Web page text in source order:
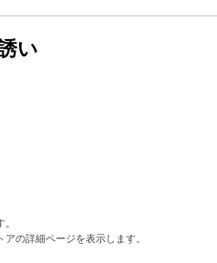
い
の詳細ページを表示します。